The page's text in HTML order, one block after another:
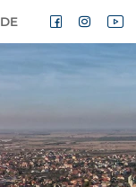
DE